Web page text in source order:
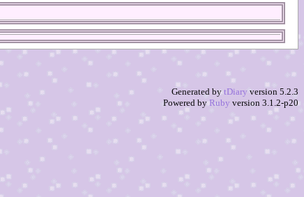
Generated bytDiary version 5.2.3
Powered byRuby version 3.1.2-p20